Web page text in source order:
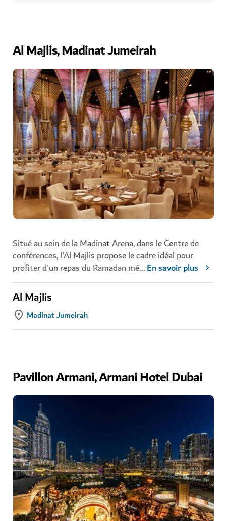
Al Majlis, Madinat Jumeirah
Situé au sein de la Madinat Arena, dans le Centre de
conférences, l'Al Majlis propose le cadre idéal pour
profiter d'un repas du Ramadan mé...En savoir plus
Al Majlis
Madinat Jumeirah
Pavillon Armani, Armani Hotel Dubai